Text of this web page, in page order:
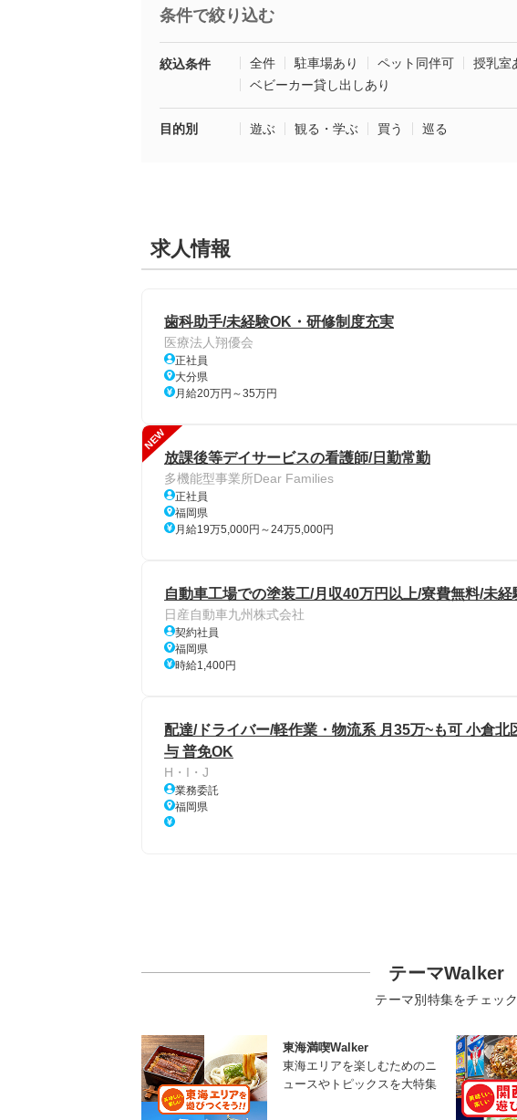
条件で絞り込む
絞込条件 全件 駐車場あり ペット同伴可 授乳室
ベビーカー貸し出しあり
目的別 遊ぶ 観る・学ぶ 買う 巡る
求人情報
歯科助手/未経験OK・研修制度充実
医療法人翔優会
正社員
大分県
月給20万円～35万円
NEW
放課後等デイサービスの看護師/日勤常勤
多機能型事業所Dear Families
正社員
福岡県
月給19万5,000円～24万5,000円
自動車工場での塗装工/月収40万円以上/寮費無料/未経
日産自動車九州株式会社
契約社員
福岡県
時給1,400円
配達/ドライバー/軽作業・物流系 月35万~も可 小倉
与 普免OK
H・I・J
業務委託
福岡県
テーマWalker
テーマ別特集をチェック
東海満喫Walker
東海エリアを楽しむためのニ
ュースやトピックスを大特集